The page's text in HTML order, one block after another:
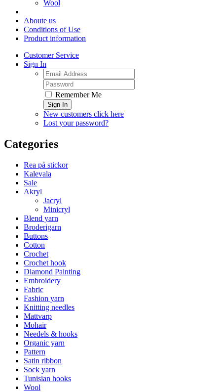
Wool
Aboute us
Conditions of Use
Product information
Customer Service
Sign In
Remember Me
Sign In
New customers click here
Lost your password?
Categories
Rea på stickor
Kalevala
Sale
Akryl
Jacryl
Minicryl
Blend yarn
Broderigarn
Buttons
Cotton
Crochet
Crochet hook
Diamond Painting
Embroidery
Fabric
Fashion yarn
Knitting needles
Mattvarp
Mohair
Needels & hooks
Organic yarn
Pattern
Satin ribbon
Sock yarn
Tunisian hooks
Wool